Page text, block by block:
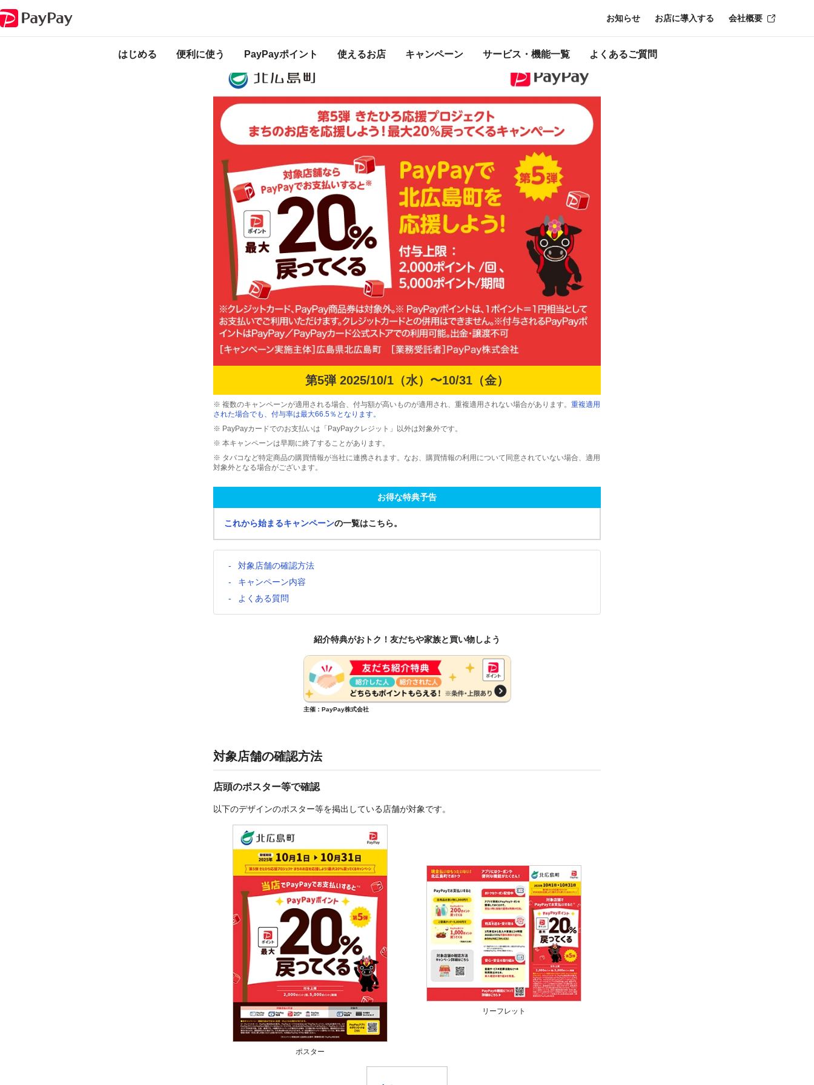
はじめる 便利に使う PayPayポイント 使えるお店 キャンペーン サービス・機能一覧 よくあるご質問
お知らせ お店に導入する 会社概要
のになります。開催中のキャンペーン一覧はこちら。
第5弾 2025/10/1（水）〜10/31（金）
※ 複数のキャンペーンが適用される場合、付与額が高いものが適用され、重複適用されない場合があります。 重複適用
された場合でも、付与率は最大66.5％となります。
※ PayPayカードでのお支払いは「PayPayクレジット」以外は対象外です。
※ 本キャンペーンは早期に終了することがあります。
※ タバコなど特定商品の購買情報が当社に連携されます。なお、購買情報の利用について同意されていない場合、適用
対象外となる場合がございます。
お得な特典予告
これから始まるキャンペーンの一覧はこちら。
対象店舗の確認方法
キャンペーン内容
よくある質問
紹介特典がおトク！友だちや家族と買い物しよう
主催：PayPay株式会社
対象店舗の確認方法
店頭のポスター等で確認
以下のデザインのポスター等を掲出している店舗が対象です。
ポスター
リーフレット